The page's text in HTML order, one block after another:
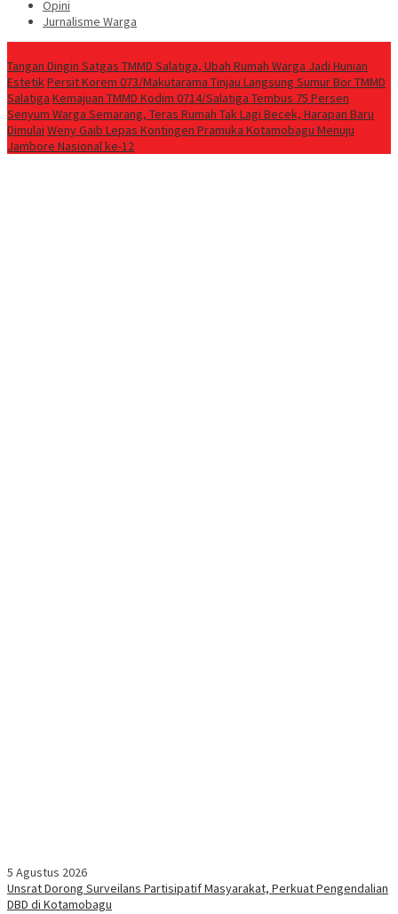
Opini
Jurnalisme Warga
Tangan Dingin Satgas TMMD Salatiga, Ubah Rumah Warga Jadi Hunian
EstetikPersit Korem 073/Makutarama Tinjau Langsung Sumur Bor TMMD
Salatiga Kemajuan TMMD Kodim 0714/Salatiga Tembus 75 Persen
Senyum Warga Semarang, Teras Rumah Tak Lagi Becek, Harapan Baru
Dimulai Weny Gaib Lepas Kontingen Pramuka Kotamobagu Menuju
Jambore Nasional ke-12
5 Agustus 2026
Unsrat Dorong Surveilans Partisipatif Masyarakat, Perkuat Pengendalian
DBD di Kotamobagu